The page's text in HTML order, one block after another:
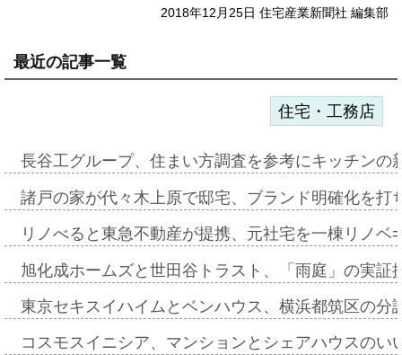
2018年12月25日 住宅産業新聞社 編集部
最近の記事一覧
住宅・工務店
長谷工グループ、住まい方調査を参考にキッチン
諸戸の家が代々木上原で邸宅、ブランド明確化を
リノべると東急不動産が提携、元社宅を一棟リノ
旭化成ホームズと世田谷トラスト、「雨庭」の実
東京セキスイハイムとベンハウス、横浜都筑区の
コスモスイニシア、マンションとシェアハウスの